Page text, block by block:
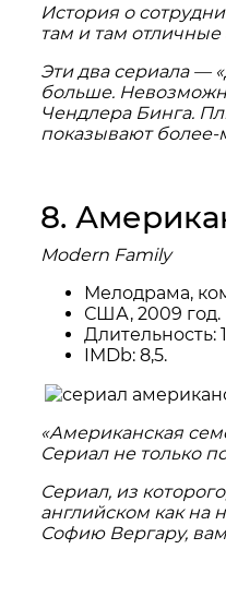
История о
там и там
Эти два сериала —
больше.
Чендлера Бинга.
показывают более-
8.
Modern Family
Мелодрама,
США, 2009 год.
Длительность:
IMDb: 8,5.
«Американская
Сериал не только
Сериал, из
английском как на
Софию Вергару,